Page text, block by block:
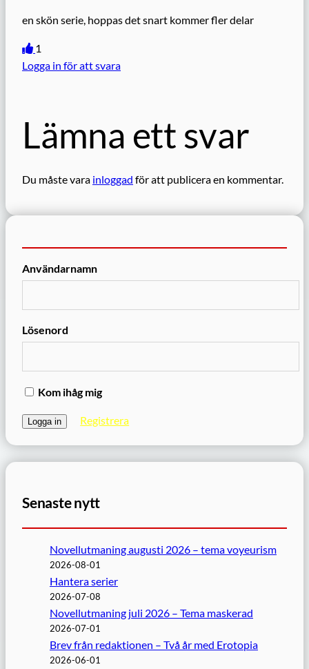
en skön serie, hoppas det snart kommer fler delar
1
Logga in för att svara
Lämna ett svar
Du måste vara inloggad för att publicera en kommentar.
Användarnamn
Lösenord
Kom ihåg mig
Registrera
Senaste nytt
Novellutmaning augusti 2026 – tema voyeurism
2026-08-01
Hantera serier
2026-07-08
Novellutmaning juli 2026 – Tema maskerad
2026-07-01
Brev från redaktionen – Två år med Erotopia
2026-06-01